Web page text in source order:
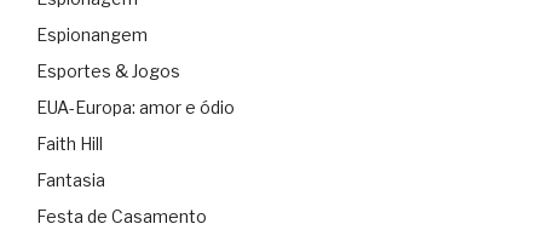
Espionangem
Esportes & Jogos
EUA-Europa: amor e ódio
Faith Hill
Fantasia
Festa de Casamento